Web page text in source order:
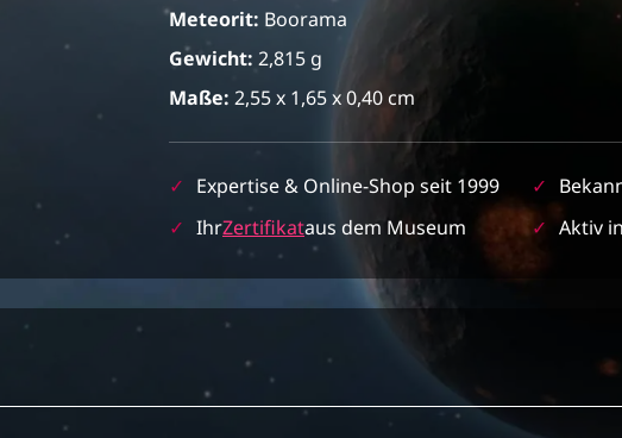
Meteorit: Boorama
Gewicht: 2,815 g
Maße: 2,55 x 1,65 x 0,40 cm
✓ Expertise & Online-Shop seit 1999 ✓
✓ IhrZertifikataus dem Museum ✓ Aktiv